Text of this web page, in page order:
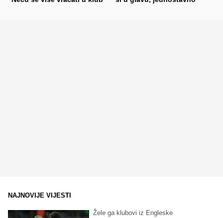
NAJNOVIJE VIJESTI
Žele ga klubovi iz Engleske